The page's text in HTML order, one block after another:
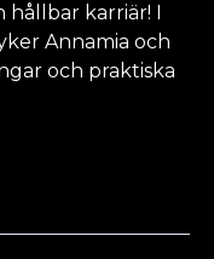
hållbar karriär! I
Annamia och
och praktiska